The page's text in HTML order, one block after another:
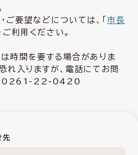
ご要望などについては、「市長
ご利用ください。
時間を要する場合がありま
れ入りますが、電話にてお問
。 0261-22-0420
先